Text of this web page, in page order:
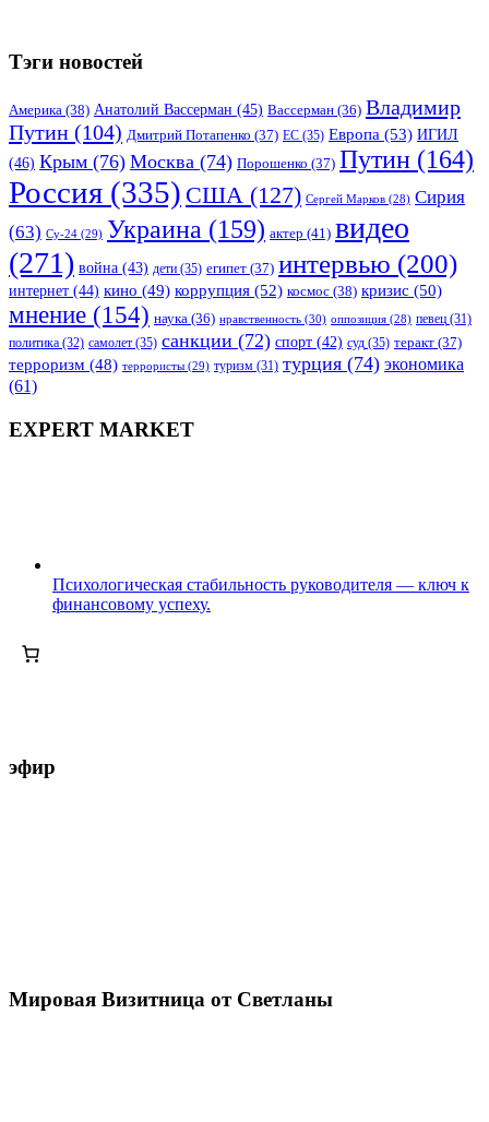
Тэги новостей
Америка (38) Анатолий Вассерман (45) Вассерман (36) Владимир
Путин (104) Дмитрий Потапенко (37) ЕС (35) Европа (53) ИГИЛ
(46) Крым (76) Москва (74) Порошенко (37) Путин (164)
Россия (335) США (127) Сергей Марков (28) Сирия
(63) Су-24 (29) Украина (159) актер (41) видео
(271) война (43) дети (35) египет (37) интервью (200)
интернет (44) кино (49) коррупция (52) космос (38) кризис (50)
мнение (154) наука (36) нравственность (30) оппозиция (28) певец (31)
политика (32) самолет (35) санкции (72) спорт (42) суд (35) теракт (37)
терроризм (48) террористы (29) туризм (31) турция (74) экономика
(61)
EXPERT MARKET
Психологическая стабильность руководителя — ключ к
финансовому успеху.
эфир
Мировая Визитница от Светланы